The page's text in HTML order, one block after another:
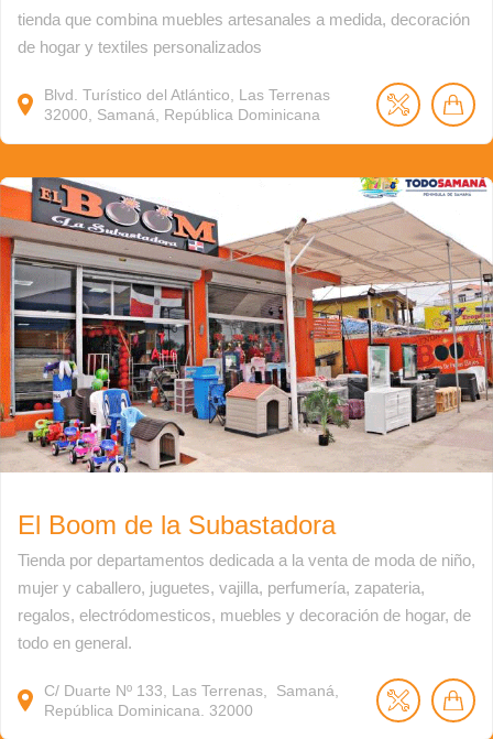
tienda que combina muebles artesanales a medida, decoración
de hogar y textiles personalizados
Blvd. Turístico del Atlántico, Las Terrenas
32000, Samaná, República Dominicana
El Boom de la Subastadora
Tienda por departamentos dedicada a la venta de moda de niño,
mujer y caballero, juguetes, vajilla, perfumería, zapateria,
regalos, electródomesticos, muebles y decoración de hogar, de
todo en general.
C/ Duarte Nº 133, Las Terrenas, Samaná,
República Dominicana. 32000